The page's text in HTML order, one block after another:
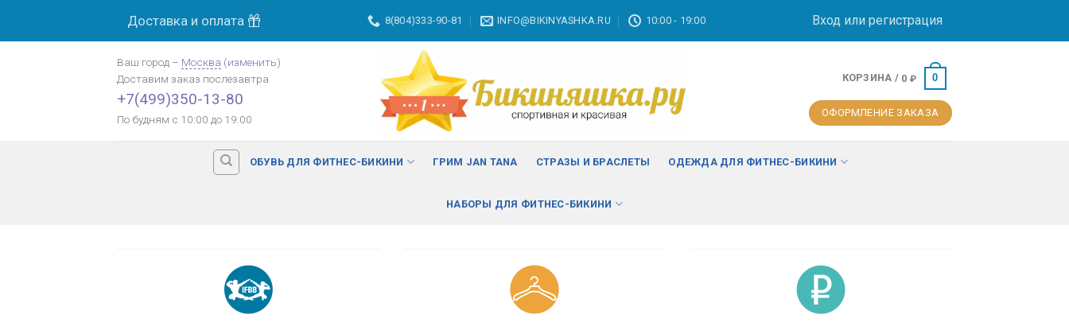
Доставка и оплата 8(804)333-90-81 INFO@BIKINYASHKA.RU 10:00 - 19:00 Вход или регистрация
Ваш город – Москва (изменить)
Доставим заказ послезавтра
+7(499)350-13-80
По будням с 10:00 до 19:00
КОРЗИНА / 0 ₽ 0
ОФОРМЛЕНИЕ ЗАКАЗА
ОБУВЬ ДЛЯ ФИТНЕС-БИКИНИ ГРИМ JAN TANA СТРАЗЫ И БРАСЛЕТЫ ОДЕЖДА ДЛЯ ФИТНЕС-БИКИНИ
НАБОРЫ ДЛЯ ФИТНЕС-БИКИНИ
МОСКВА изменить
Оплата картой банка